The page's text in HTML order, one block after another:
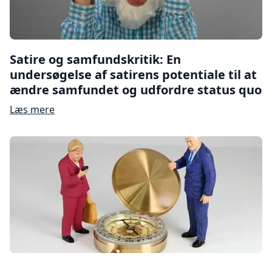
Satire og samfundskritik: En
undersøgelse af satirens potentiale til at
ændre samfundet og udfordre status quo
Læs mere